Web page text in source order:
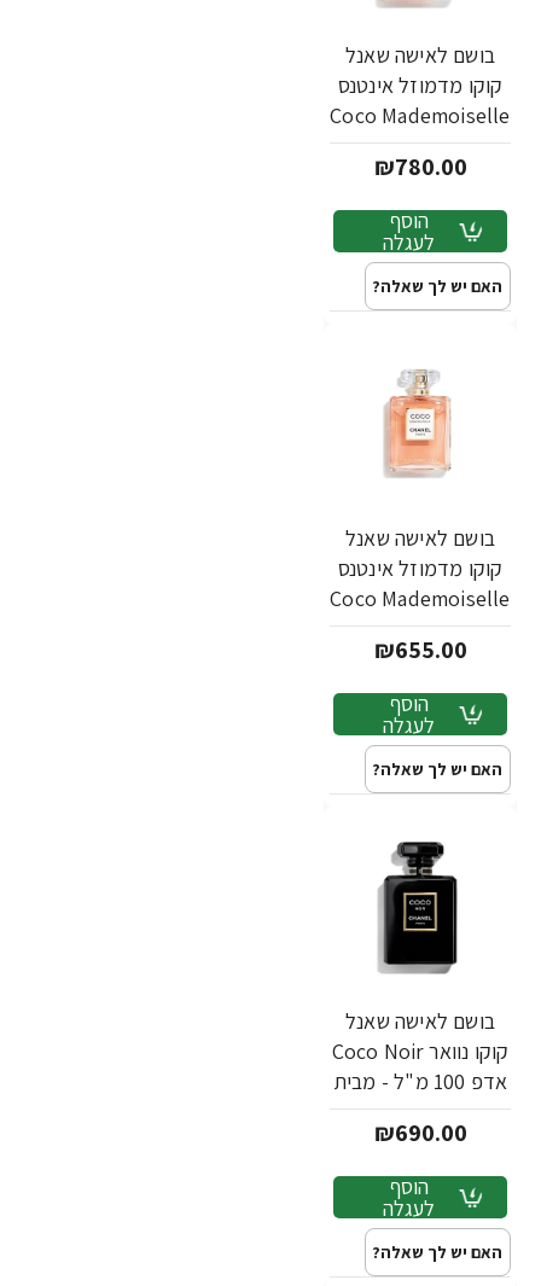
בושם לאישה שאנל
קוקו מדמוזל אינטנס
Coco Mademoiselle
Intense א.ד.פ 100
מ"ל - מבית Chanel₪780.00
הוסף
לעגלה
האם יש לך שאלה?
בושם לאישה שאנל
קוקו מדמוזל אינטנס
Coco Mademoiselle
Intense א.ד.פ 50
מ"ל - מבית Chanel₪655.00
הוסף
לעגלה
האם יש לך שאלה?
בושם לאישה שאנל
קוקו נוואר Coco Noir
אדפ 100 מ"ל - מבית
Chanel
₪690.00
הוסף
לעגלה
האם יש לך שאלה?